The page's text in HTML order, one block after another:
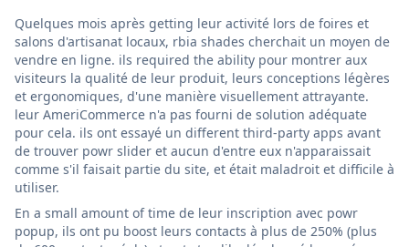
Quelques mois après getting leur activité lors de foires et
salons d'artisanat locaux, rbia shades cherchait un moyen de
vendre en ligne. ils required the ability pour montrer aux
visiteurs la qualité de leur produit, leurs conceptions légères
et ergonomiques, d'une manière visuellement attrayante.
leur AmeriCommerce n'a pas fourni de solution adéquate
pour cela. ils ont essayé un different third-party apps avant
de trouver powr slider et aucun d'entre eux n'apparaissait
comme s'il faisait partie du site, et était maladroit et difficile à
utiliser.
En a small amount of time de leur inscription avec powr
popup, ils ont pu boost leurs contacts à plus de 250% (plus